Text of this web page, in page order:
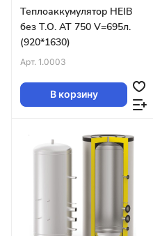
Теплоаккумулятор HEIB
без Т.О. AT 750 V=695л.
(920*1630)
Арт. 1.0003
В корзину